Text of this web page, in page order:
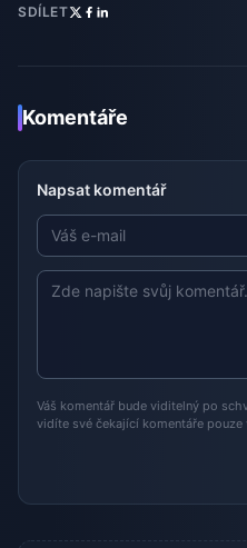
SDÍLET
Komentáře
Napsat komentář
Váš komentář bude viditelný po
vidíte své čekající komentáře pouze